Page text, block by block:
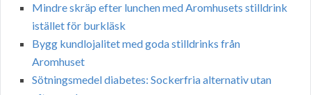
Mindre skräp efter lunchen med Aromhusets stilldrink
istället för burkläsk
Bygg kundlojalitet med goda stilldrinks från
Aromhuset
Sötningsmedel diabetes: Sockerfria alternativ utan